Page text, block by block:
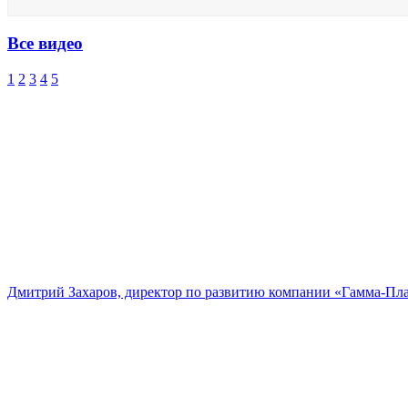
Все видео
1 2 3 4 5
Дмитрий Захаров, директор по развитию компании «Гамма-